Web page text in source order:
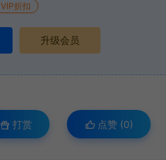
VIP折扣
升级会员
打赏 点赞 (0)